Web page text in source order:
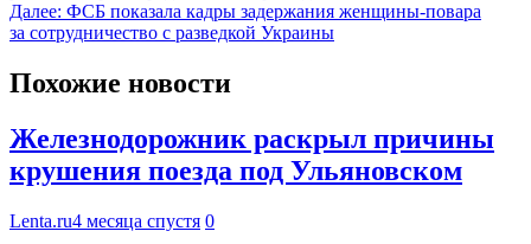
Далее: ФСБ показала кадры задержания женщины-повара
за сотрудничество с разведкой Украины
Похожие новости
Железнодорожник раскрыл причины
крушения поезда под Ульяновском
Lenta.ru4 месяца спустя 0